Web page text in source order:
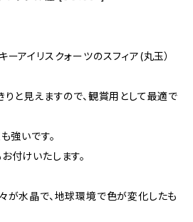
アイリスクォーツのスフィア(丸玉）
りと見えますので、観賞用として最適で
強いです。
付けいたします。
が水晶で、地球環境で色が変化したも